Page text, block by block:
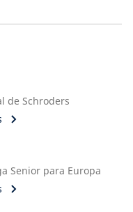
de Schroders
Senior para Europa